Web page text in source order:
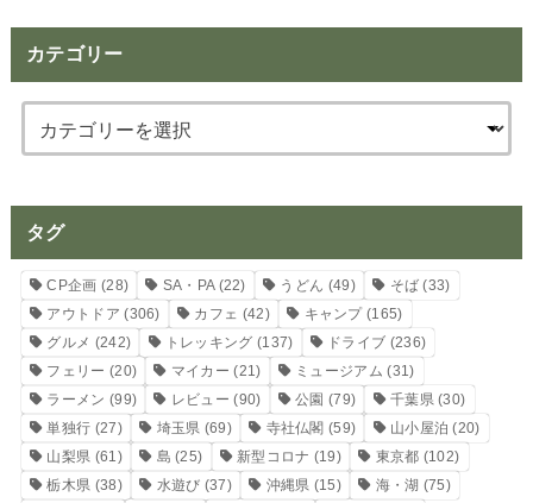
カテゴリー
タグ
CP企画 (28) SA・PA(22) うどん (49) そば (33)
アウトドア (306) カフェ (42) キャンプ(165)
グルメ (242) トレッキング (137) ドライブ (236)
フェリー (20) マイカー (21) ミュージアム (31)
ラーメン (99) レビュー (90) 公園 (79) 千葉県 (30)
単独行 (27) 埼玉県 (69) 寺社仏閣 (59) 山小屋泊 (20)
山梨県 (61) 島 (25) 新型コロナ (19) 東京都 (102)
栃木県 (38) 水遊び (37) 沖縄県 (15) 海・湖 (75)